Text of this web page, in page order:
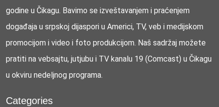
godine u Čikagu. Bavimo se izveštavanjem i praćenjem
događaja u srpskoj dijaspori u Americi, TV, veb i medijskom
promocijom i video i foto produkcijom. Naš sadržaj možete
pratiti na vebsajtu, jutjubu i TV kanalu 19 (Comcast) u Čikagu
u okviru nedeljnog programa.
Categories